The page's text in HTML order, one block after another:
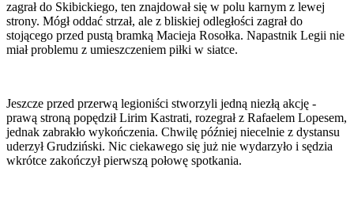
zagrał do Skibickiego, ten znajdował się w polu karnym z lewej
strony. Mógł oddać strzał, ale z bliskiej odległości zagrał do
stojącego przed pustą bramką Macieja Rosołka. Napastnik Legii nie
miał problemu z umieszczeniem piłki w siatce.
Jeszcze przed przerwą legioniści stworzyli jedną niezłą akcję -
prawą stroną popędził Lirim Kastrati, rozegrał z Rafaelem Lopesem,
jednak zabrakło wykończenia. Chwilę później niecelnie z dystansu
uderzył Grudziński. Nic ciekawego się już nie wydarzyło i sędzia
wkrótce zakończył pierwszą połowę spotkania.